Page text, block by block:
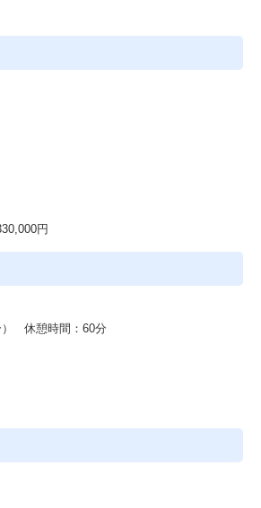
」×「マネージャー/個人の成熟度」に応
社頻度のベストな状態は異なると考えて
と」×「個人の働きやすさが向上するこ
ートワークの頻度等のバランスは定めます
ィング・チームビルド・プロジェクト推
いて、オフラインを活用することがより
断した場合は、チームや関係者で出社し
ライフスタイルの状況、望まれるキャリ
ト状況、等によって千差万別と考えるた
、お互いの情報を共有しながら考えてい
月に数回程度の出社頻度です
業推進：
職能（エンジニア・デザイナー・マーケ
、その専門性を武器に事業の意思決定を
。
務する」「クリエイティブ部長が基幹シス
業を牽引するキャリア形成が、リーダー
ンとなっています。
円
） 休憩時間：60分